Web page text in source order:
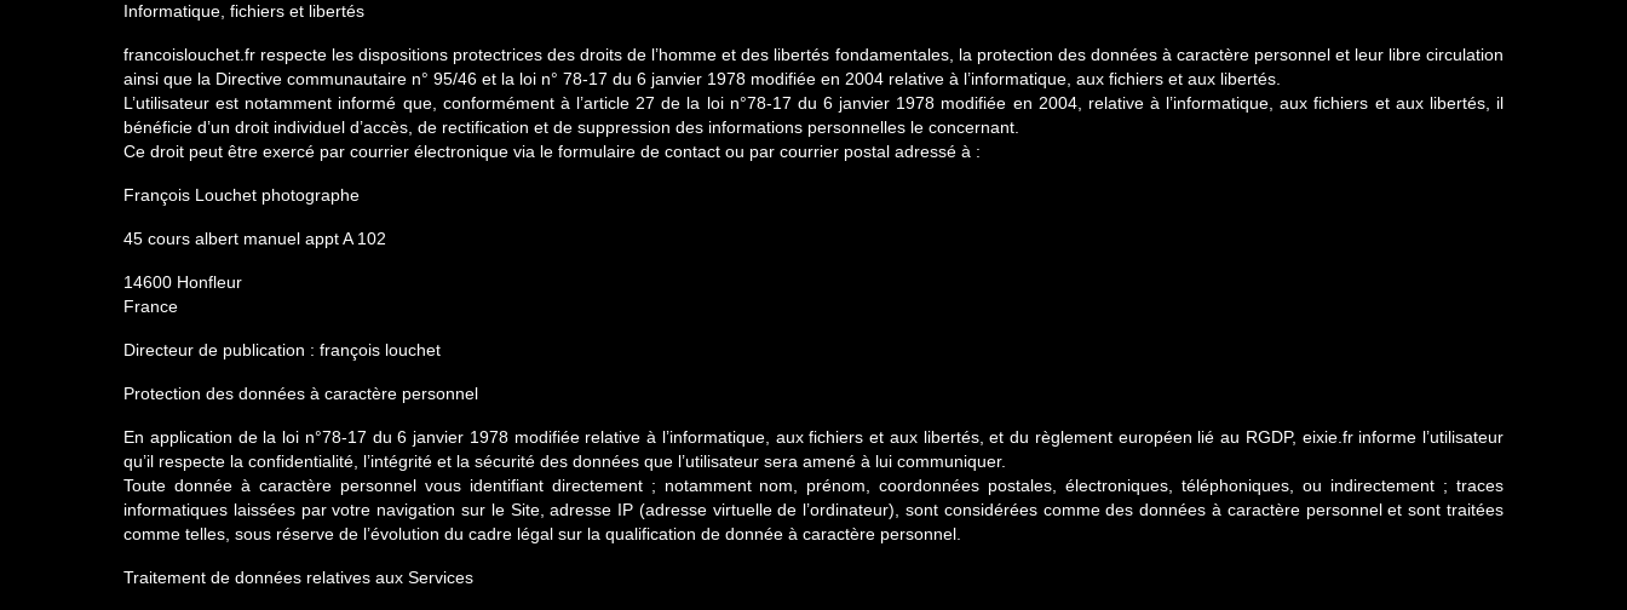
Informatique, fichiers et libertés
francoislouchet.fr respecte les dispositions protectrices des droits de l’homme et des libertés fondamentales, la protection des données à caractère personnel et leur libre circulation
ainsi que la Directive communautaire n° 95/46 et la loi n° 78-17 du 6 janvier 1978 modifiée en 2004 relative à l’informatique, aux fichiers et aux libertés.
L’utilisateur est notamment informé que, conformément à l’article 27 de la loi n°78-17 du 6 janvier 1978 modifiée en 2004, relative à l’informatique, aux fichiers et aux libertés, il
bénéficie d’un droit individuel d’accès, de rectification et de suppression des informations personnelles le concernant.
Ce droit peut être exercé par courrier électronique via le formulaire de contact ou par courrier postal adressé à :
François Louchet photographe
45 cours albert manuel appt A 102
14600 Honfleur
France
Directeur de publication : françois louchet
Protection des données à caractère personnel
En application de la loi n°78-17 du 6 janvier 1978 modifiée relative à l’informatique, aux fichiers et aux libertés, et du règlement européen lié au RGDP, eixie.fr informe l’utilisateur
qu’il respecte la confidentialité, l’intégrité et la sécurité des données que l’utilisateur sera amené à lui communiquer.
Toute donnée à caractère personnel vous identifiant directement ; notamment nom, prénom, coordonnées postales, électroniques, téléphoniques, ou indirectement ; traces
informatiques laissées par votre navigation sur le Site, adresse IP (adresse virtuelle de l’ordinateur), sont considérées comme des données à caractère personnel et sont traitées
comme telles, sous réserve de l’évolution du cadre légal sur la qualification de donnée à caractère personnel.
Traitement de données relatives aux Services